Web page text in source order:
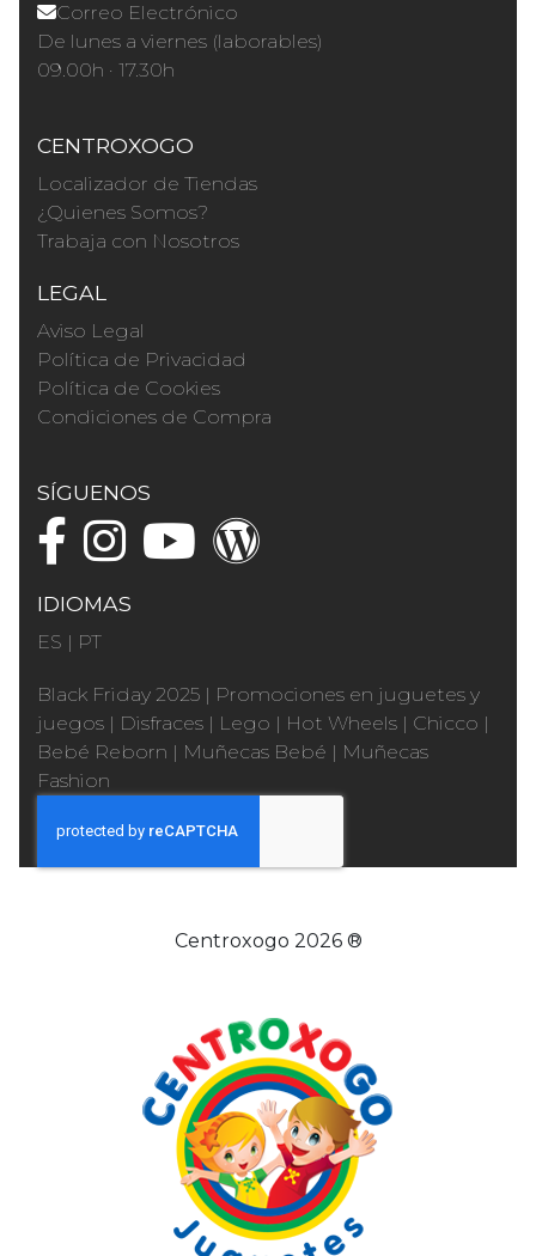
Correo Electrónico
De lunes a viernes (laborables)
09.00h · 17.30h
CENTROXOGO
Localizador de Tiendas
¿Quienes Somos?
Trabaja con Nosotros
LEGAL
Aviso Legal
Política de Privacidad
Política de Cookies
Condiciones de Compra
SÍGUENOS
IDIOMAS
ES | PT
Black Friday 2025 | Promociones en juguetes y
juegos | Disfraces | Lego | Hot Wheels | Chicco |
Bebé Reborn | Muñecas Bebé | Muñecas
Fashion
Centroxogo 2026 ®